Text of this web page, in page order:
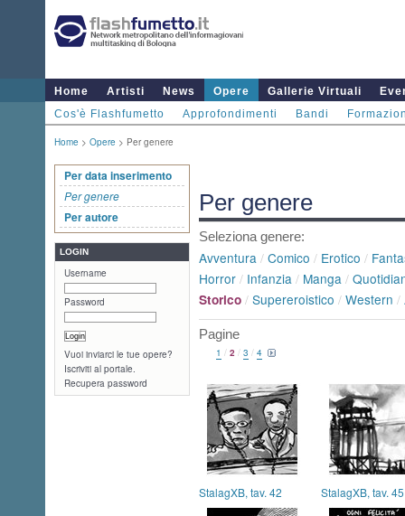
Home Artisti News Opere Gallerie Virtuali
Cos'è Flashfumetto
Approfondimenti Bandi
Home > Opere > Per genere
Per data inserimento
Per genere
Per autore
LOGIN
Username
Password
Vuoi inviarci le tue opere?
Iscriviti al portale.
Recupera password
Per genere
Seleziona genere:
Avventura / Comico / Erotico /
Horror / Infanzia / Manga /
Storico / Supereroistico / Western /
Pagine
1 / 2 / 3 / 4
StalagXB, tav. 42 StalagXB, tav. 45